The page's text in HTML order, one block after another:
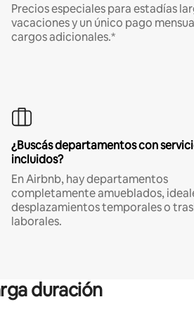
Precios especiales para estadías
vacaciones y un único pago
cargos adicionales.*
¿Buscás departamentos con
incluidos?
En Airbnb, hay departamentos
completamente amueblados,
desplazamientos temporales o
laborales.
duración